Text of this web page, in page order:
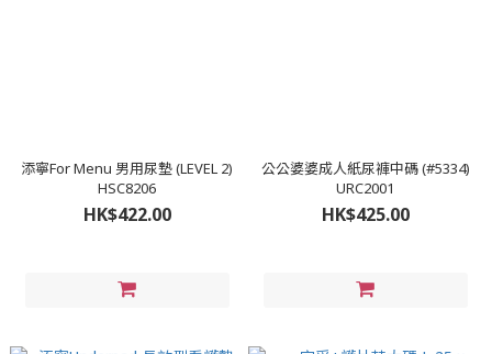
添寧For Menu 男用尿墊 (LEVEL 2)
HSC8206
HK$422.00
公公婆婆成人紙尿褲中碼 (#5334)
URC2001
HK$425.00